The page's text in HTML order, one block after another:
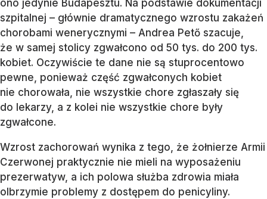
ono jedynie Budapesztu. Na podstawie dokumentacji
szpitalnej – głównie dramatycznego wzrostu zakażeń
chorobami wenerycznymi – Andrea Pető szacuje,
że w samej stolicy zgwałcono od 50 tys. do 200 tys.
kobiet. Oczywiście te dane nie są stuprocentowo
pewne, ponieważ część zgwałconych kobiet
nie chorowała, nie wszystkie chore zgłaszały się
do lekarzy, a z kolei nie wszystkie chore były
zgwałcone.
Wzrost zachorowań wynika z tego, że żołnierze Armii
Czerwonej praktycznie nie mieli na wyposażeniu
prezerwatyw, a ich polowa służba zdrowia miała
olbrzymie problemy z dostępem do penicyliny.